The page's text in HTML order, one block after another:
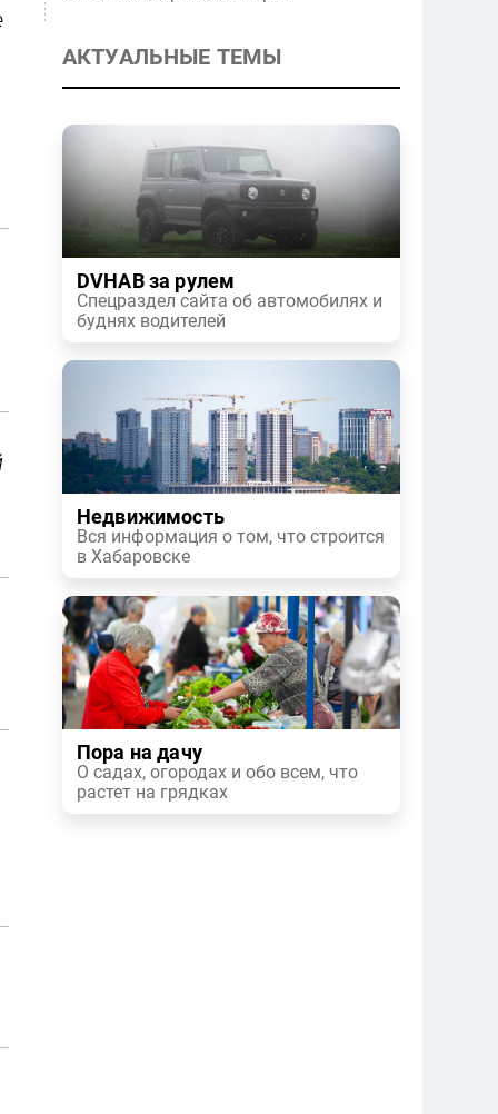
АКТУАЛЬНЫЕ ТЕМЫ
DVHAB за рулем
Спецраздел сайта об автомобилях и
буднях водителей
Недвижимость
Вся информация о том, что строится
в Хабаровске
Пора на дачу
О садах, огородах и обо всем, что
растет на грядках